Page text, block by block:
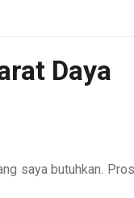
Daya
saya butuhkan.